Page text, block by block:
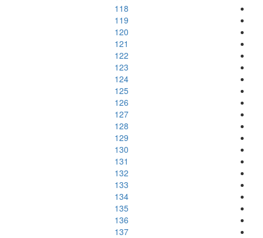
118
119
120
121
122
123
124
125
126
127
128
129
130
131
132
133
134
135
136
137